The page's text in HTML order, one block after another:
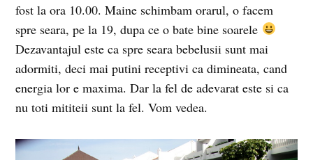
fost la ora 10.00. Maine schimbam orarul, o facem
spre seara, pe la 19, dupa ce o bate bine soarele
Dezavantajul este ca spre seara bebelusii sunt mai
adormiti, deci mai putini receptivi ca dimineata, cand
energia lor e maxima. Dar la fel de adevarat este si ca
nu toti mititeii sunt la fel. Vom vedea.